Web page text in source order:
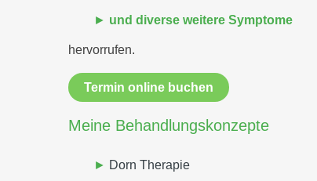
und diverse weitere Symptome
hervorrufen.
Termin online buchen
Meine Behandlungskonzepte
Dorn Therapie